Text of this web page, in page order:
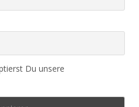
Du unsere